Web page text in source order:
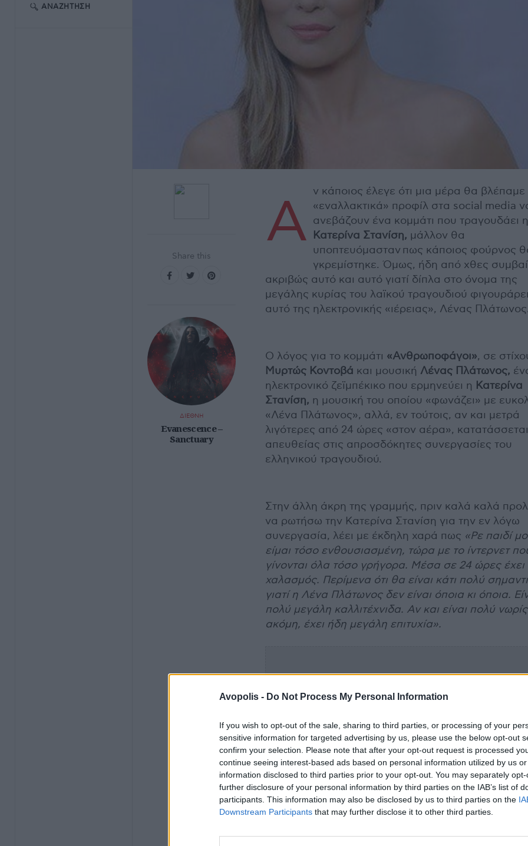
Avopolis - Do Not Process My Personal Information
If you wish to opt-out of the sale, sharing to third parties, or processing of your
sensitive information for targeted advertising by us, please use the below opt-out
confirm your selection. Please note that after your opt-out request is processed
continue seeing interest-based ads based on personal information utilized by us
information disclosed to third parties prior to your opt-out. You may separately
further disclosure of your personal information by third parties on the IAB’s list of
participants. This information may also be disclosed by us to third parties on the
Downstream Participants that may further disclose it to other third parties.
ΑΝΑΖΉΤΗΣΗ
Share this
ΔΙΕΘΝΗ
Evanescence –
Sanctuary
Α ν κάποιος έλεγε ότι μια μέρα θα
«εναλλακτικά» προφίλ στα social media
ανεβάζουν ένα κομμάτι που τραγουδάει η
Κατερίνα Στανίση, μάλλον θα
υποπτευόμασταν πως κάποιος φούρνος
γκρεμίστηκε. Όμως, ήδη από χθες
ακριβώς αυτό και αυτό γιατί δίπλα στο όνομα της
μεγάλης κυρίας του λαϊκού τραγουδιού
αυτό της ηλεκτρονικής «ιέρειας», Λένας
Ο λόγος για το κομμάτι «Ανθρωποφάγοι», σε
Μυρτώς Κοντοβά και μουσική Λένας Πλάτωνος,
ηλεκτρονικό ζεϊμπέκικο που ερμηνεύει η Κατερίνα
Στανίση, η μουσική του οποίου «φωνάζει» με
«Λένα Πλάτωνος», αλλά, εν τούτοις, αν και μετρά
λιγότερες από 24 ώρες «στον αέρα», κατατάσσεται
απευθείας στις απροσδόκητες συνεργασίες του
ελληνικού τραγουδιού.
Στην άλλη άκρη της γραμμής, πριν καλά καλά
να ρωτήσω την Κατερίνα Στανίση για την εν λόγω
συνεργασία, λέει με έκδηλη χαρά πως «Ρε παιδί
είμαι τόσο ενθουσιασμένη, τώρα με το ίντερνετ
γίνονται όλα τόσο γρήγορα. Μέσα σε 24 ώρες έχει
χαλασμός. Περίμενα ότι θα είναι κάτι πολύ
γιατί η Λένα Πλάτωνος δεν είναι όποια κι όποια.
πολύ μεγάλη καλλιτέχνιδα. Αν και είναι πολύ νωρίς
ακόμη, έχει ήδη μεγάλη επιτυχία».